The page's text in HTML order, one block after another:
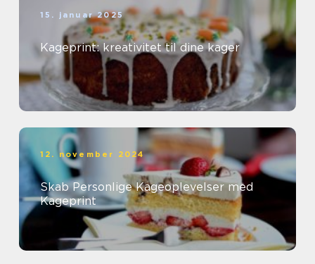
15. januar 2025
Kageprint: kreativitet til dine kager
12. november 2024
Skab Personlige Kageoplevelser med
Kageprint